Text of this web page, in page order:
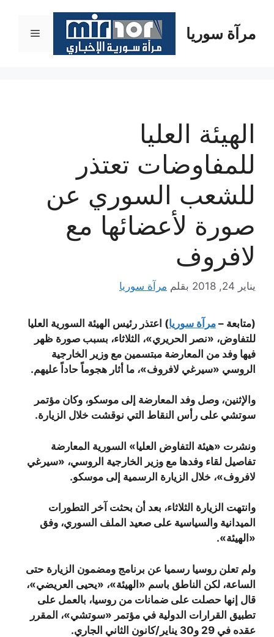
المحتوىمرآة سوريا القائمة
الهيئة العليا
للمفاوضات تعتذر
للشعب السوري عن
صورة لأعضائها مع
لافروف
يناير 24, 2018 بقلم مرآة سوريا
(متابعة – مرآة سوريا) اعتذر رئيس الهيئة السورية العليا
للتفاوض، «نصر الحريري»، الثلاثاء، بسبب صورة ظهر
فيها وفد من المعارضة مبتسمين مع وزير الخارجية
الروسي «سيرغي لافروف»، ما أثار هجوماً حاداً عليهم.
والإثنين، وصل وفد المعارضة إلى موسكو، وكان مؤتمر
سوتشي على رأس النقاط التي نوقشت خلال الزيارة.
ونشرت «هيئة التفاوض العليا» السورية المعارضة
تفاصيل لقاء وفدها مع وزير الخارجية الروسي، «سيرغي
لافروف»، خلال الزيارة الرسمية إلى موسكو.
وانتهت الزيارة الثلاثاء، بعد أن بحثت آخر التطورات
الميدانية والسياسية على صعيد الملف السوري، وفق
«الهيئة».
ولم تعلن روسيا رسميا عن برنامج ومضمون الزيارة حتى
الساعة، لكن الناطق باسم «الهيئة»، «يحيى العريضي»،
قال إنها حصلت على ضمانات من روسيا، بالعمل على
تطبيق القرارات الدولية في مؤتمر «سوتشي»، المقرر
عقده في 29 و30 يناير/كانون الثاني الجاري.